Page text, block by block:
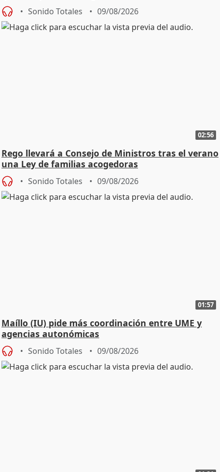
Sonido Totales 09/08/2026
02:56
Rego llevará a Consejo de Ministros tras el verano
una Ley de familias acogedoras
Sonido Totales 09/08/2026
01:57
Maíllo (IU) pide más coordinación entre UME y
agencias autonómicas
Sonido Totales 09/08/2026